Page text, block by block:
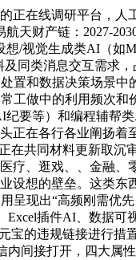
在线调研平台，人
天财产链：2027-
视觉生成类AI（如
同类消息交互需求
和数据决策场景
做中的利用频次
要等）和编程辅帮
在各行各业阐扬
共同材料更新取
、逛戏、、金融
设想的壁垒。这类
现出“高频刚需优
插件AI、数据可
的违规链接进行
间接打开，四大